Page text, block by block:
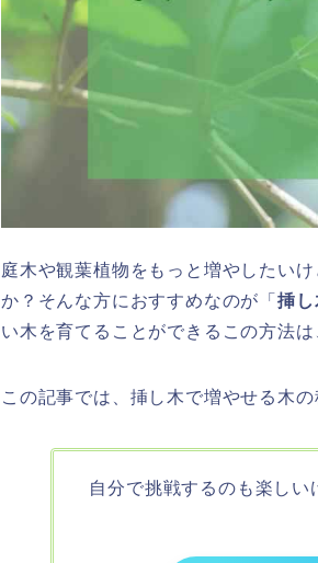
庭木や観葉植物をもっと増やしたい
か？そんな方におすすめなのが「 挿し
い木を育てることができるこの方法
この記事では、挿し木で増やせる木
自分で挑戦するのも楽しい